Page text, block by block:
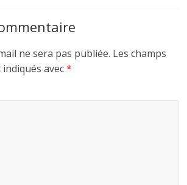
ne sera pas publiée. Les champs
avec*